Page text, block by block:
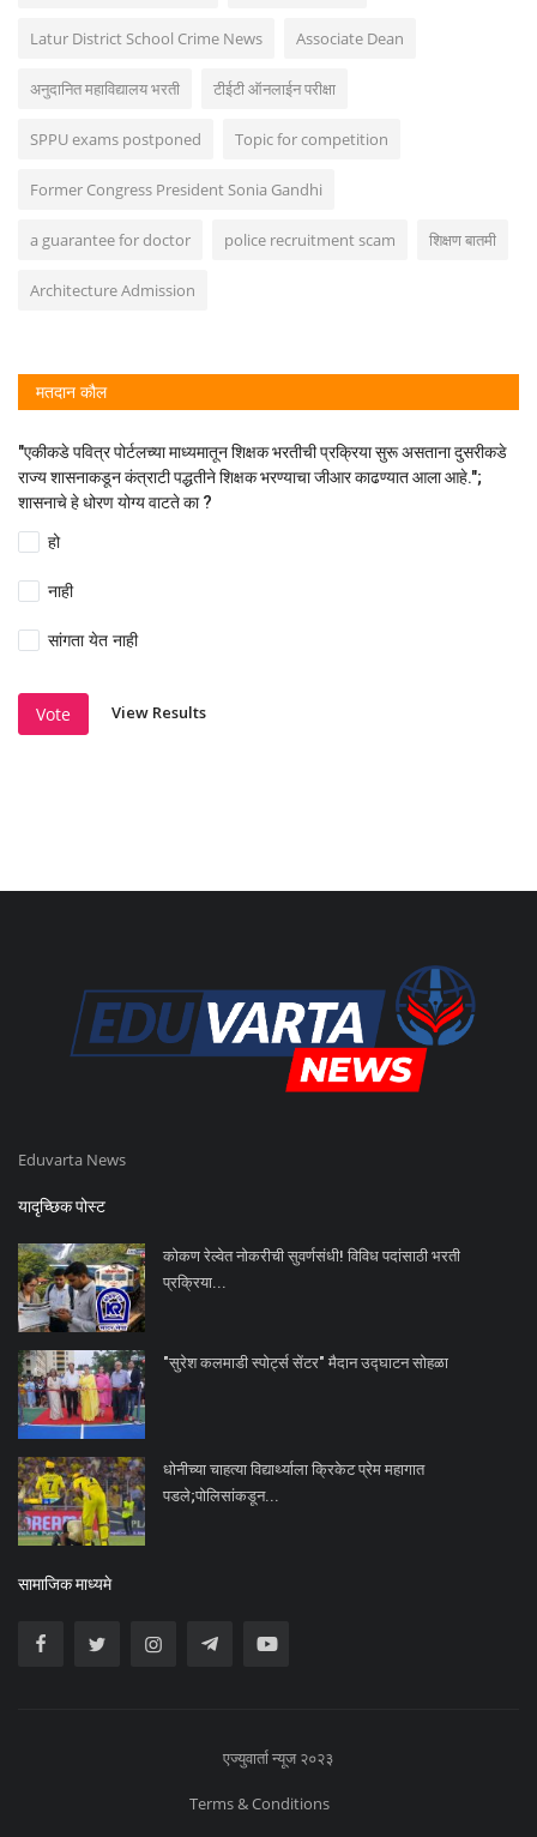
Latur District School Crime News Associate Dean
अनुदानित महाविद्यालय भरती टीईटी ऑनलाईन परीक्षा
SPPU exams postponed Topic for competition
Former Congress President Sonia Gandhi
a guarantee for doctor police recruitment scam शिक्षण बातमी
Architecture Admission
मतदान कौल
"एकीकडे पवित्र पोर्टलच्या माध्यमातून शिक्षक भरतीची प्रक्रिया सुरू असताना दुसरीकडे
राज्य शासनाकडून कंत्राटी पद्धतीने शिक्षक भरण्याचा जीआर काढण्यात आला आहे.";
शासनाचे हे धोरण योग्य वाटते का ?
हो
नाही
सांगता येत नाही
Vote View Results
Eduvarta News
यादृच्छिक पोस्ट
कोकण रेल्वेत नोकरीची सुवर्णसंधी! विविध पदांसाठी भरती
प्रक्रिया...
"सुरेश कलमाडी स्पोर्ट्स सेंटर" मैदान उद्घाटन सोहळा
धोनीच्या चाहत्या विद्यार्थ्याला क्रिकेट प्रेम महागात
पडले;पोलिसांकडून...
सामाजिक माध्यमे
एज्युवार्ता न्यूज २०२३
Terms & Conditions